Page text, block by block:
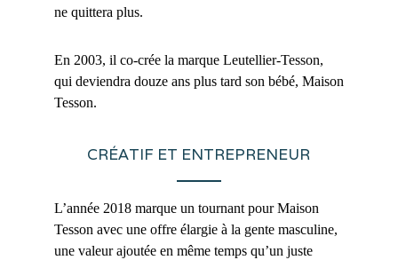
ne quittera plus.
En 2003, il co-crée la marque Leutellier-Tesson,
qui deviendra douze ans plus tard son bébé, Maison
Tesson.
CRÉATIF ET ENTREPRENEUR
L’année 2018 marque un tournant pour Maison
Tesson avec une offre élargie à la gente masculine,
une valeur ajoutée en même temps qu’un juste